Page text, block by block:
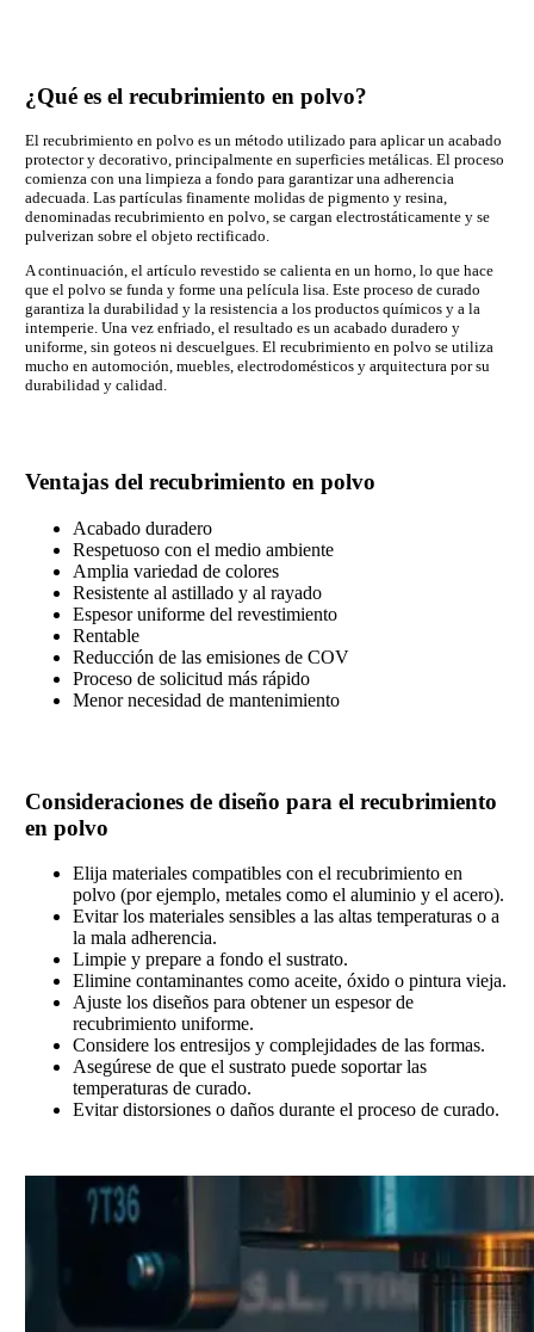
¿Qué es el recubrimiento en polvo?
El recubrimiento en polvo es un método utilizado para aplicar un acabado
protector y decorativo, principalmente en superficies metálicas. El proceso
comienza con una limpieza a fondo para garantizar una adherencia
adecuada. Las partículas finamente molidas de pigmento y resina,
denominadas recubrimiento en polvo, se cargan electrostáticamente y se
pulverizan sobre el objeto rectificado.
A continuación, el artículo revestido se calienta en un horno, lo que hace
que el polvo se funda y forme una película lisa. Este proceso de curado
garantiza la durabilidad y la resistencia a los productos químicos y a la
intemperie. Una vez enfriado, el resultado es un acabado duradero y
uniforme, sin goteos ni descuelgues. El recubrimiento en polvo se utiliza
mucho en automoción, muebles, electrodomésticos y arquitectura por su
durabilidad y calidad.
Ventajas del recubrimiento en polvo
Acabado duradero
Respetuoso con el medio ambiente
Amplia variedad de colores
Resistente al astillado y al rayado
Espesor uniforme del revestimiento
Rentable
Reducción de las emisiones de COV
Proceso de solicitud más rápido
Menor necesidad de mantenimiento
Consideraciones de diseño para el recubrimiento
en polvo
Elija materiales compatibles con el recubrimiento en
polvo (por ejemplo, metales como el aluminio y el acero).
Evitar los materiales sensibles a las altas temperaturas o a
la mala adherencia.
Limpie y prepare a fondo el sustrato.
Elimine contaminantes como aceite, óxido o pintura vieja.
Ajuste los diseños para obtener un espesor de
recubrimiento uniforme.
Considere los entresijos y complejidades de las formas.
Asegúrese de que el sustrato puede soportar las
temperaturas de curado.
Evitar distorsiones o daños durante el proceso de curado.